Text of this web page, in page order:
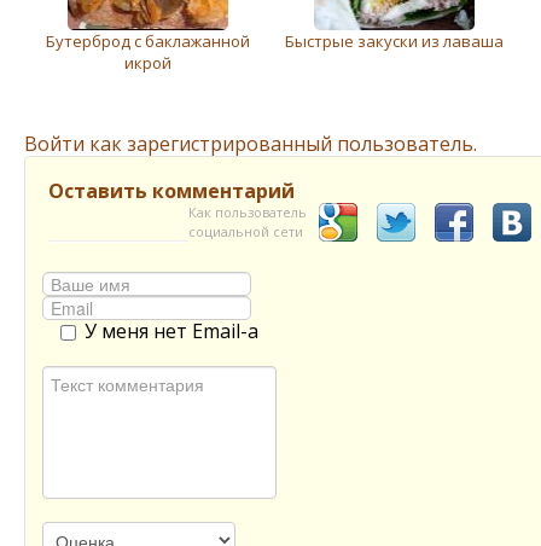
Бутерброд с баклажанной
икрой
Быстрые закуски из лаваша
Войти как зарегистрированный пользователь.
Оставить комментарий
Как пользователь
социальной сети
У меня нет Email-а